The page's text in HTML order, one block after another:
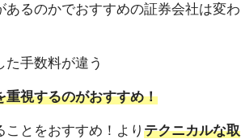
るのかでおすすめの証券会社は変わ
手数料が違う
重視するのがおすすめ！
とをおすすめ！より テクニカルな取